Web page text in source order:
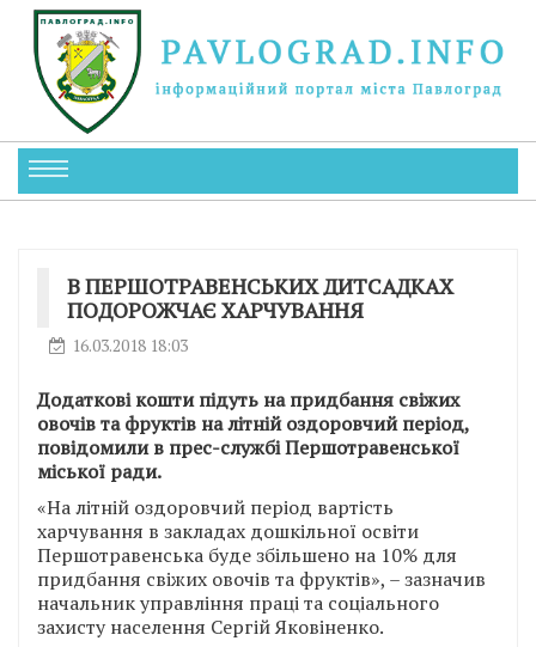
В ПЕРШОТРАВЕНСЬКИХ ДИТСАДКАХ
ПОДОРОЖЧАЄ ХАРЧУВАННЯ
16.03.2018 18:03
Додаткові кошти підуть на придбання свіжих
овочів та фруктів на літній оздоровчий період,
повідомили в прес-службі Першотравенської
міської ради.
«На літній оздоровчий період вартість
харчування в закладах дошкільної освіти
Першотравенська буде збільшено на 10% для
придбання свіжих овочів та фруктів», – зазначив
начальник управління праці та соціального
захисту населення Сергій Яковіненко.